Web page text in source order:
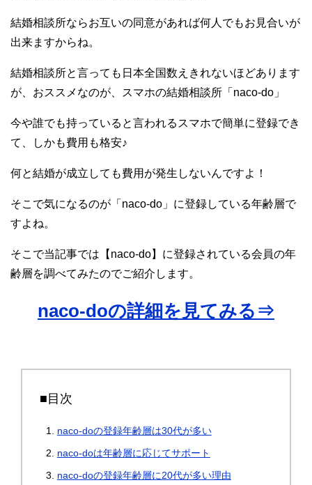
結婚相談所ならお互いの同意があれば何人でもお見合いが
出来ますからね。
結婚相談所と言っても日本全国数えきれないほどあります
が、おススメなのが、スマホの結婚相談所「naco-do」
今や誰でも持っていると言われるスマホで簡単に登録でき
て、しかも費用も格安♪
何と結婚が成立しても費用が発生しないんですよ！
そこで気になるのが「naco-do」に登録している年齢層で
すよね。
そこで当記事では【naco-do】に登録されている会員の年
齢層を調べてみたのでご紹介します。
naco-doの詳細を見てみる⇒
■目次
naco-doの登録年齢層は30代が多い
naco-doは年齢層に応じてサポート
naco-doの登録年齢層に20代が多い理由